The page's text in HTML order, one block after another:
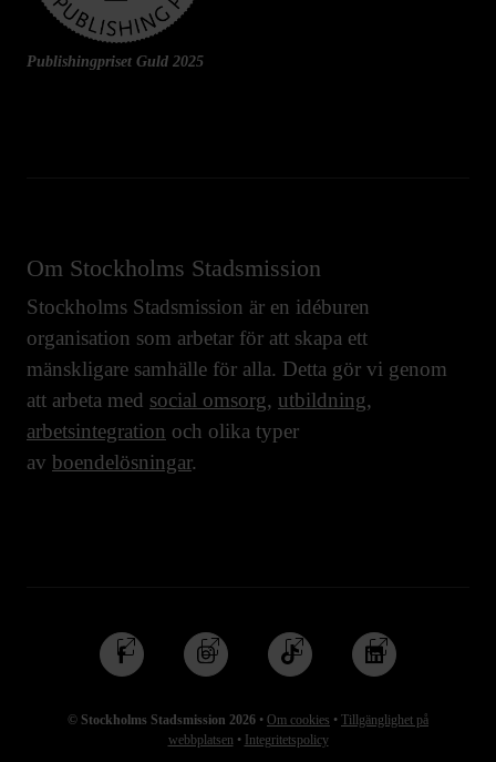
Publishingpriset Guld 2025
Om Stockholms Stadsmission
Stockholms Stadsmission är en idéburen
organisation som arbetar för att skapa ett
mänskligare samhälle för alla. Detta gör vi genom
att arbeta med social omsorg, utbildning,
arbetsintegration och olika typer
av boendelösningar.
© Stockholms Stadsmission 2026 • Om cookies • Tillgänglighet på
webbplatsen • Integritetspolicy
Följ
oss
Facebook
Följ
oss
Instagram
Följ
oss
TikTok
Följ
oss
Linkedin